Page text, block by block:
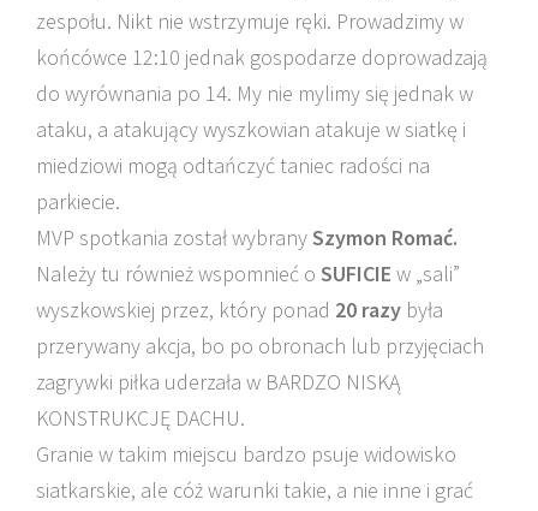
zespołu. Nikt nie wstrzymuje ręki. Prowadzimy w
końcówce 12:10 jednak gospodarze doprowadzają
do wyrównania po 14. My nie mylimy się jednak w
ataku, a atakujący wyszkowian atakuje w siatkę i
miedziowi mogą odtańczyć taniec radości na
parkiecie.
MVP spotkania został wybranySzymon Romać.
Należy tu również wspomnieć o SUFICIE w „sali”
wyszkowskiej przez, który ponad 20 razy była
przerywany akcja, bo po obronach lub przyjęciach
zagrywki piłka uderzała w BARDZO NISKĄ
KONSTRUKCJĘ DACHU.
Granie w takim miejscu bardzo psuje widowisko
siatkarskie, ale cóż warunki takie, a nie inne i grać